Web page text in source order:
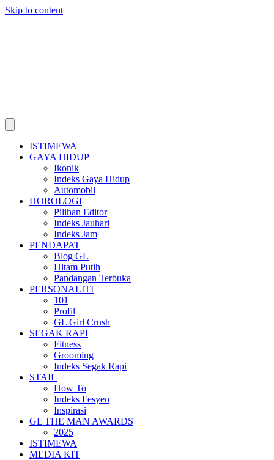
Skip to content
ISTIMEWA
GAYA HIDUP
Ikonik
Indeks Gaya Hidup
Automobil
HOROLOGI
Pilihan Editor
Indeks Jauhari
Indeks Jam
PENDAPAT
Blog GL
Hitam Putih
Pandangan Terbuka
PERSONALITI
101
Profil
GL Girl Crush
SEGAK RAPI
Fitness
Grooming
Indeks Segak Rapi
STAIL
How To
Indeks Fesyen
Inspirasi
GL THE MAN AWARDS
2025
ISTIMEWA
MEDIA KIT